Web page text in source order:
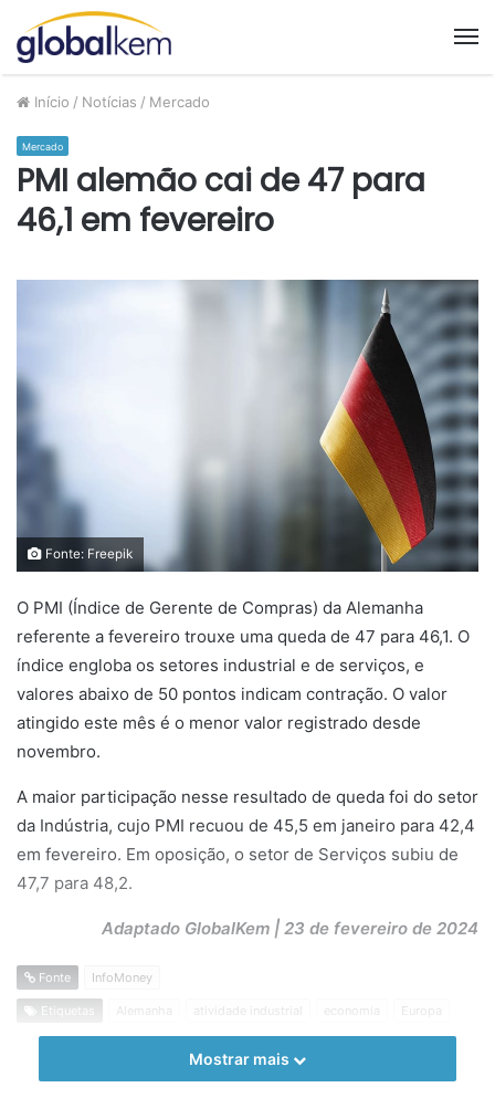
Início / Notícias / Mercado
Mercado
PMI alemão cai de 47 para
46,1 em fevereiro
Fonte: Freepik
O PMI (Índice de Gerente de Compras) da Alemanha
referente a fevereiro trouxe uma queda de 47 para 46,1. O
índice engloba os setores industrial e de serviços, e
valores abaixo de 50 pontos indicam contração. O valor
atingido este mês é o menor valor registrado desde
novembro.
A maior participação nesse resultado de queda foi do setor
da Indústria, cujo PMI recuou de 45,5 em janeiro para 42,4
em fevereiro. Em oposição, o setor de Serviços subiu de
47,7 para 48,2.
Adaptado GlobalKem | 23 de fevereiro de 2024
Fonte InfoMoney
Etiquetas Alemanha atividade industrial economia
Europa
índice de gerente de compras
indústria PMI serviços
Mostrar mais